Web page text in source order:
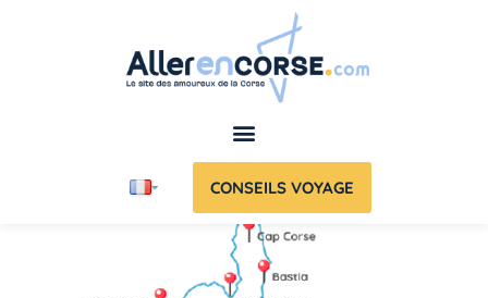
CONSEILS VOYAGE